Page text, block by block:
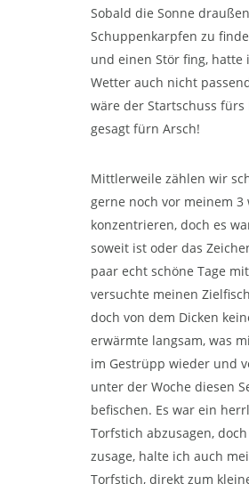
Sobald die Sonne
Schuppenkarpfen zu
und einen Stör fing,
Wetter auch nicht
wäre der Startschuss
gesagt fürn Arsch!
Mittlerweile zählen wir
gerne noch vor meinem
konzentrieren, doch es
soweit ist oder das
paar echt schöne Tage
versuchte meinen
doch von dem Dicken
erwärmte langsam, was
im Gestrüpp wieder und
unter der Woche diesen
befischen. Es war ein
Torfstich abzusagen,
zusage, halte ich auch
Torfstich, direkt zum